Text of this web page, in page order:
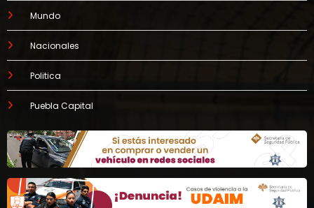
Mundo
Nacionales
Politica
Puebla Capital